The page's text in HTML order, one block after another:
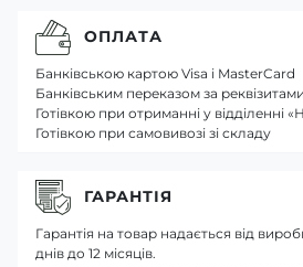
ОПЛАТА
Банківською картою Visa і MasterCard
Банківським переказом за реквізитами
Готівкою при отриманні у відділенні
Готівкою при самовивозі зі складу
ГАРАНТІЯ
Гарантія на товар надається від
днів до 12 місяців.